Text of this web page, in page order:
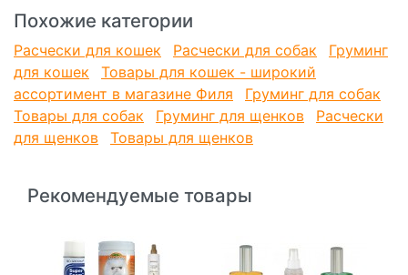
Похожие категории
Расчески для кошек Расчески для собак
Груминг
для кошек
Товары для кошек - широкий
ассортимент в магазине Филя
Груминг для собак
Товары для собак
Груминг для щенков
Расчески
для щенков
Товары для щенков
Рекомендуемые товары